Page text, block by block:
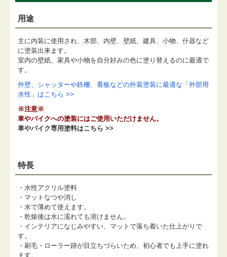
用途
主に内装に使用され、木部、内壁、壁紙、建具、小物、什器など
に塗装出来ます。
室内の壁紙、家具や小物を自分好みの色に塗り替えるのに最適で
す。
外壁、シャッターや鉄柵、看板などの外装塗装に最適な「外部用
水性」はこちら >>
※注意※
車やバイクへの塗装にはご使用いただけません。
車やバイク専用塗料はこちら >>
特長
・水性アクリル塗料
・マットなつや消し
・水で薄めて使えます。
・乾燥後は水に濡れても溶けません。
・インテリアになじみやすい、マットで落ち着いた仕上がりで
す。
・刷毛・ローラー跡が目立ちづらいため、初心者でも上手に塗れ
ます。